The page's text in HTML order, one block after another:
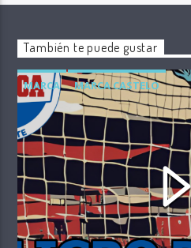
También te puede gustar
MARCA
MARCA CASTELO
PELIGRO DE GOL